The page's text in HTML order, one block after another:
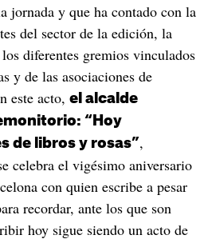
jornada y que ha contado con la
del sector de la edición, la
diferentes gremios vinculados
y de las asociaciones de
este acto, el alcalde
“Hoy
de libros y rosas”,
celebra el vigésimo aniversario
con quien escribe a pesar
recordar, ante los que son
hoy sigue siendo un acto de